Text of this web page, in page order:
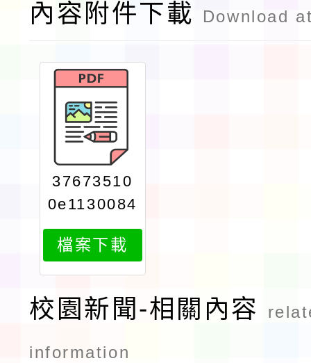
內容附件下載 Download
37673510
0e1130084
706attach
1
檔案下載
校園新聞-相關內容
information